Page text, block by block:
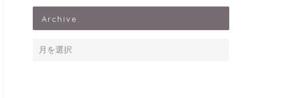
Archive